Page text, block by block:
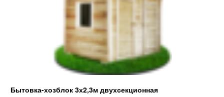
Бытовка-хозблок 3х2,3м двухсекционная